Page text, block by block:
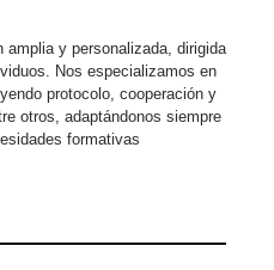
amplia y personalizada, dirigida
Nos especializamos en
protocolo, cooperación y
otros, adaptándonos siempre
formativas